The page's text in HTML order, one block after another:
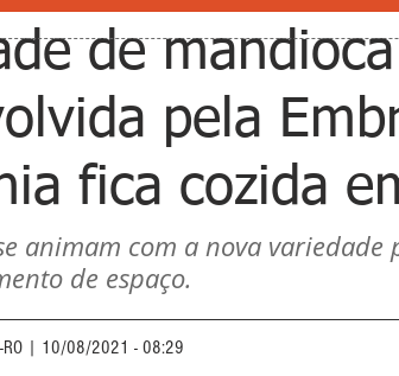
de mandioca
pela
fica cozida
animam com a nova
de espaço.
RO | 10/08/2021 - 08:29